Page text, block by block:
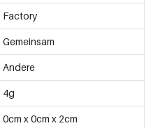
Factory
Gemeinsam
Andere
4g
0cm x 0cm x 2cm